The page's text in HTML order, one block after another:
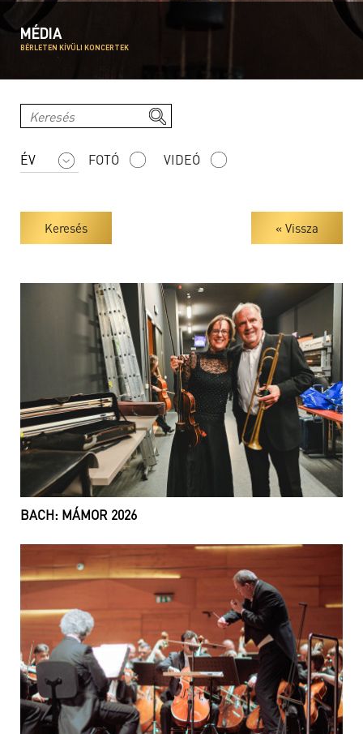
MÉDIA
BÉRLETEN KÍVÜLI KONCERTEK
FOTÓ VIDEÓ
Keresés « Vissza
BACH: MÁMOR 2026